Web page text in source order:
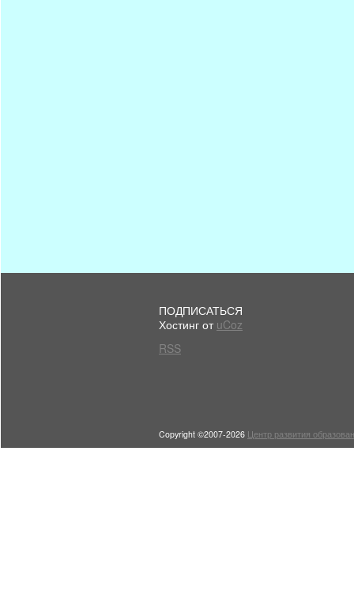
ПОДПИСАТЬСЯ
Хостинг от uCoz
RSS
Copyright ©2007-2026 Центр развития